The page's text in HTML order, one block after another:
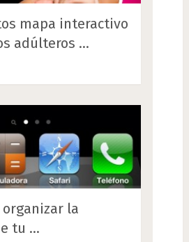
mapa interactivo
adúlteros …
la
tu …